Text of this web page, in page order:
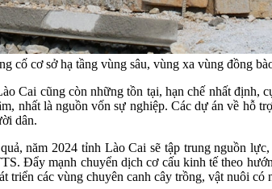
cố cơ sở hạ tầng vùng sâu, vùng xa vùng đồng
Cai cũng còn những tồn tại, hạn chế nhất
nhất là nguồn vốn sự nghiệp. Các dự án về hỗ
dân.
năm 2024 tỉnh Lào Cai sẽ tập trung nguồn
Đẩy mạnh chuyển dịch cơ cấu kinh tế theo
triển các vùng chuyên canh cây trồng, vật nuôi có